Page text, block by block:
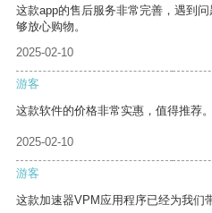
这款app的售后服务非常完善，遇到
够放心购物。
2025-02-10
游客
这款软件的价格非常实惠，值得推荐。
2025-02-10
游客
这款加速器VPM应用程序已经为我们